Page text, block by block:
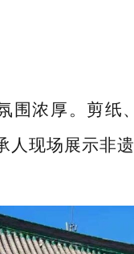
围浓厚。剪纸
人现场展示非